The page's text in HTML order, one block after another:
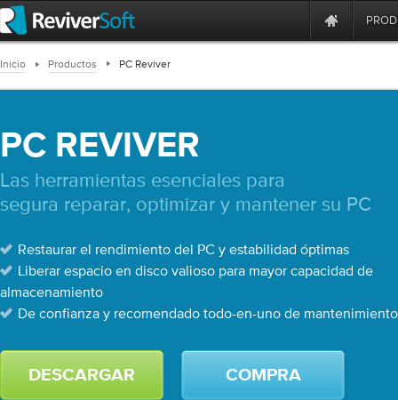
Inicio Productos PC Reviver
PC REVIVER
Las herramientas esenciales para
segura reparar, optimizar y mantener su PC
Restaurar el rendimiento del PC y estabilidad óptimas
Liberar espacio en disco valioso para mayor capacidad de
almacenamiento
De confianza y recomendado todo-en-uno de mantenimiento
DESCARGAR COMPRA